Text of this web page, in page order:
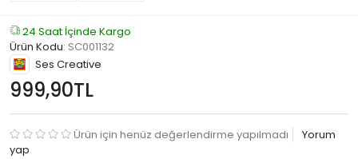
24 Saat İçinde Kargo
Ürün Kodu: SC001132
Ses Creative
999,90TL
Ürün için henüz değerlendirme yapılmadı
Yorum
yap